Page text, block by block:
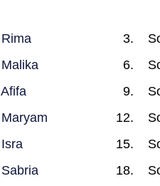
Rima
Malika
Afifa
Maryam
Isra
Sabria